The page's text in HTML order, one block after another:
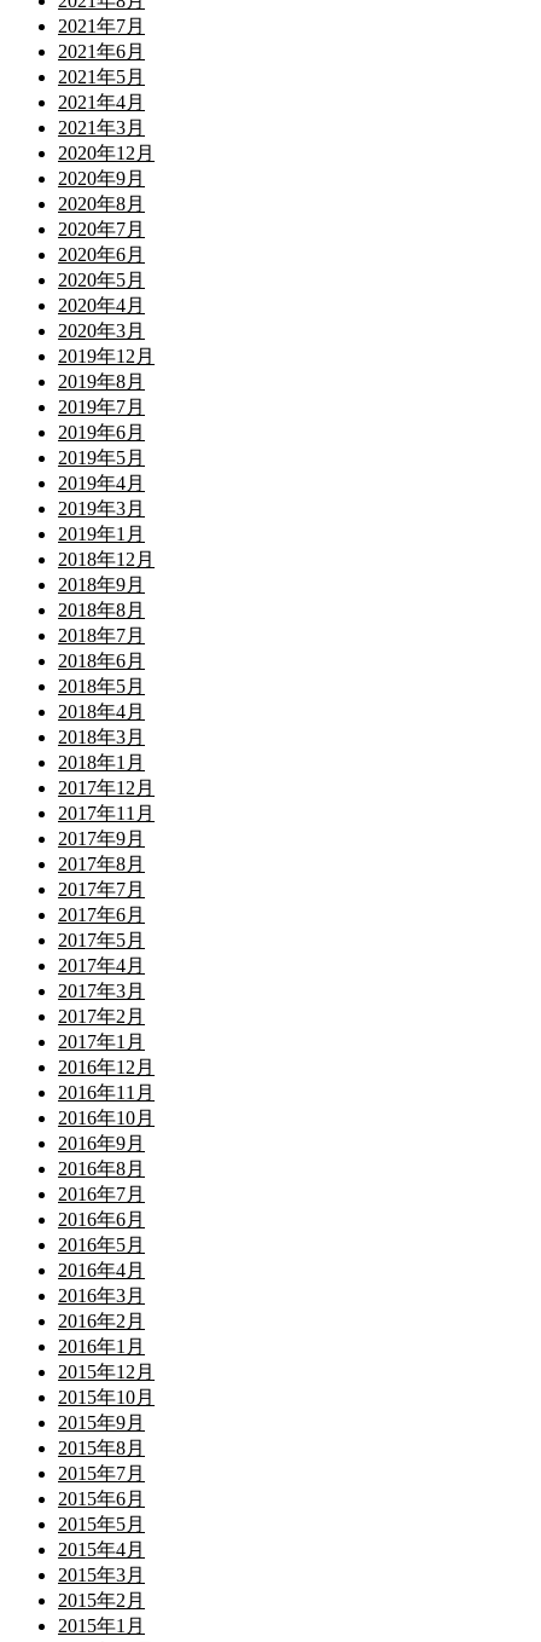
2021年7月
2021年6月
2021年5月
2021年4月
2021年3月
2020年12月
2020年9月
2020年8月
2020年7月
2020年6月
2020年5月
2020年4月
2020年3月
2019年12月
2019年8月
2019年7月
2019年6月
2019年5月
2019年4月
2019年3月
2019年1月
2018年12月
2018年9月
2018年8月
2018年7月
2018年6月
2018年5月
2018年4月
2018年3月
2018年1月
2017年12月
2017年11月
2017年9月
2017年8月
2017年7月
2017年6月
2017年5月
2017年4月
2017年3月
2017年2月
2017年1月
2016年12月
2016年11月
2016年10月
2016年9月
2016年8月
2016年7月
2016年6月
2016年5月
2016年4月
2016年3月
2016年2月
2016年1月
2015年12月
2015年10月
2015年9月
2015年8月
2015年7月
2015年6月
2015年5月
2015年4月
2015年3月
2015年2月
2015年1月